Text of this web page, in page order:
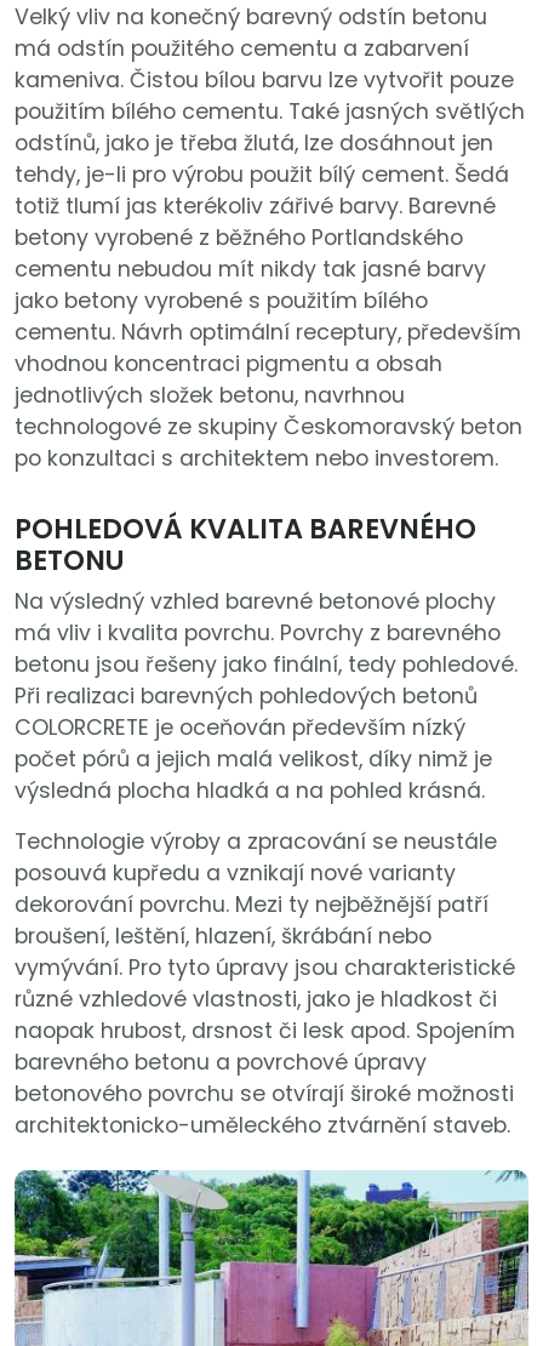
Velký vliv na konečný barevný odstín betonu
má odstín použitého cementu a zabarvení
kameniva. Čistou bílou barvu lze vytvořit pouze
použitím bílého cementu. Také jasných světlých
odstínů, jako je třeba žlutá, lze dosáhnout jen
tehdy, je-li pro výrobu použit bílý cement. Šedá
totiž tlumí jas kterékoliv zářivé barvy. Barevné
betony vyrobené z běžného Portlandského
cementu nebudou mít nikdy tak jasné barvy
jako betony vyrobené s použitím bílého
cementu. Návrh optimální receptury, především
vhodnou koncentraci pigmentu a obsah
jednotlivých složek betonu, navrhnou
technologové ze skupiny Českomoravský beton
po konzultaci s architektem nebo investorem.
POHLEDOVÁ KVALITA BAREVNÉHO
BETONU
Na výsledný vzhled barevné betonové plochy
má vliv i kvalita povrchu. Povrchy z barevného
betonu jsou řešeny jako finální, tedy pohledové.
Při realizaci barevných pohledových betonů
COLORCRETE je oceňován především nízký
počet pórů a jejich malá velikost, díky nimž je
výsledná plocha hladká a na pohled krásná.
Technologie výroby a zpracování se neustále
posouvá kupředu a vznikají nové varianty
dekorování povrchu. Mezi ty nejběžnější patří
broušení, leštění, hlazení, škrábání nebo
vymývání. Pro tyto úpravy jsou charakteristické
různé vzhledové vlastnosti, jako je hladkost či
naopak hrubost, drsnost či lesk apod. Spojením
barevného betonu a povrchové úpravy
betonového povrchu se otvírají široké možnosti
architektonicko-uměleckého ztvárnění staveb.